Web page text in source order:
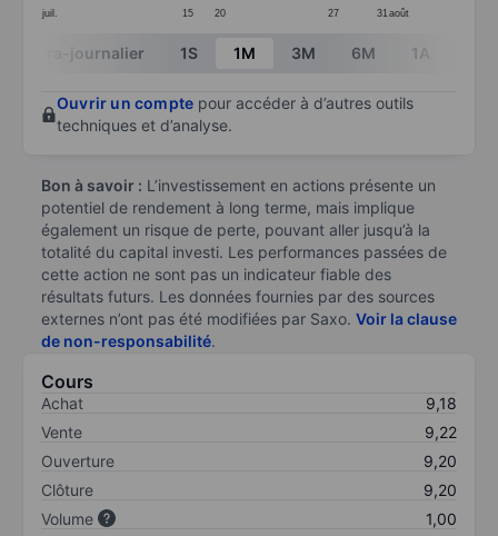
juil. 15 20 27 31 août
End of interactive chart.
Intra-journalier 1S 1M 3M 6M 1A
Ouvrir un compte pour accéder à d’autres outils
techniques et d’analyse.
Bon à savoir : L’investissement en actions présente un
potentiel de rendement à long terme, mais implique
également un risque de perte, pouvant aller jusqu’à la
totalité du capital investi. Les performances passées de
cette action ne sont pas un indicateur fiable des
résultats futurs. Les données fournies par des sources
externes n’ont pas été modifiées par Saxo. Voir la clause
de non-responsabilité.
Cours
Achat
9,18
Vente
9,22
Ouverture
9,20
Clôture
9,20
Volume
1,00